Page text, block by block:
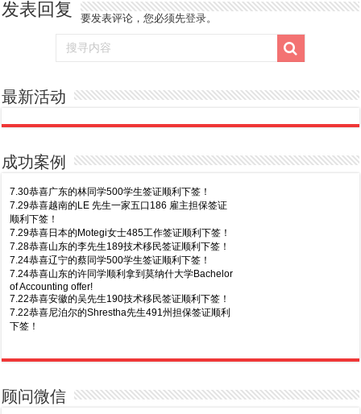
发表回复 要发表评论，您必须先登录。
最新活动
成功案例
Business offer！
8.6恭喜江苏的谢先生600旅游签证顺利下签，三年多
7.30恭喜广东的林同学500学生签证顺利下签！
7.29恭喜越南的LE 先生一家五口186 雇主担保签证
顺利下签！
7.29恭喜日本的Motegi女士485工作签证顺利下签！
7.28恭喜山东的李先生189技术移民签证顺利下签！
7.24恭喜辽宁的蔡同学500学生签证顺利下签！
7.24恭喜山东的许同学顺利拿到莫纳什大学Bachelor
of Accounting offer!
7.22恭喜安徽的吴先生190技术移民签证顺利下签！
7.22恭喜尼泊尔的Shrestha先生491州担保签证顺利
下签！
签！
7.15恭喜江苏的曹同学500学生签证顺利下签！
顾问微信